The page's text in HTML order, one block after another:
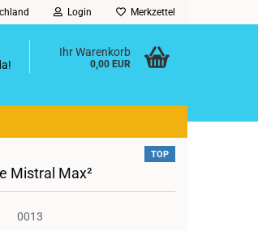
Login Merkzettel
Ihr Warenkorb
0,00 EUR
TOP
Mistral Max²
0013